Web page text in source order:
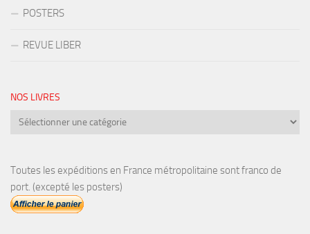
POSTERS
REVUE LIBER
NOS LIVRES
Nos
Toutes les expéditions en France métropolitaine sont franco de
port. (excepté les posters)